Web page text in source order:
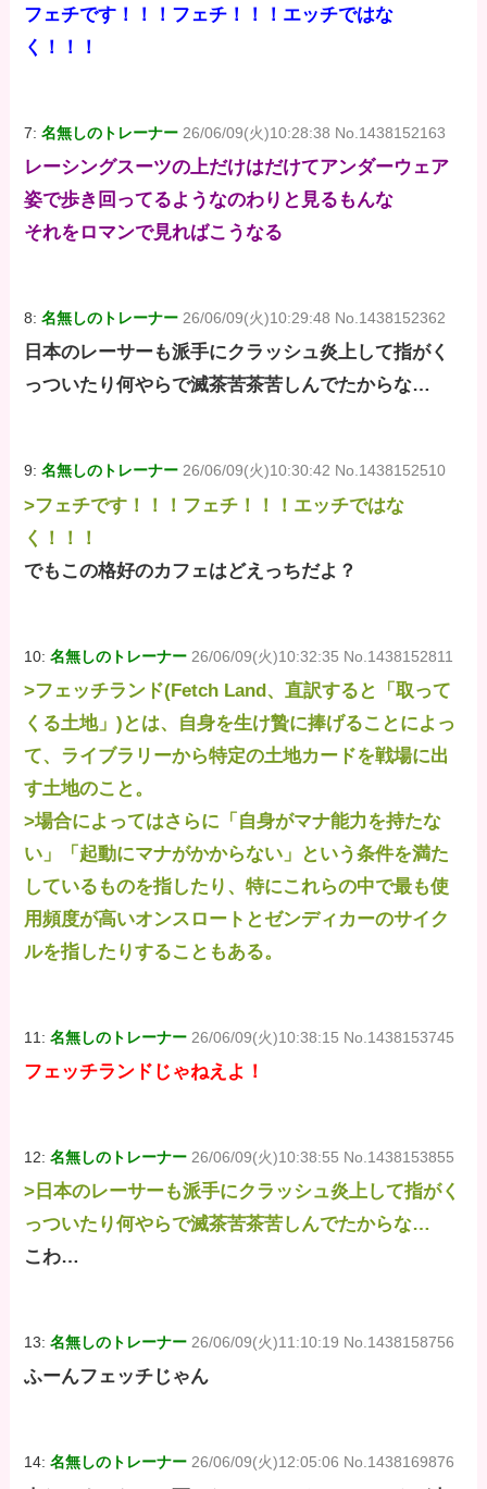
フェチです！！！フェチ！！！エッチではな
く！！！
7:名無しのトレーナー 26/06/09(火)10:28:38 No.1438152163
レーシングスーツの上だけはだけてアンダーウェア
姿で歩き回ってるようなのわりと見るもんな
それをロマンで見ればこうなる
8:名無しのトレーナー 26/06/09(火)10:29:48 No.1438152362
日本のレーサーも派手にクラッシュ炎上して指がく
っついたり何やらで滅茶苦茶苦しんでたからな…
9:名無しのトレーナー 26/06/09(火)10:30:42 No.1438152510
>フェチです！！！フェチ！！！エッチではな
く！！！
でもこの格好のカフェはどえっちだよ？
10:名無しのトレーナー 26/06/09(火)10:32:35 No.1438152811
>フェッチランド(Fetch Land、直訳すると「取って
くる土地」)とは、自身を生け贄に捧げることによっ
て、ライブラリーから特定の土地カードを戦場に出
す土地のこと。
>場合によってはさらに「自身がマナ能力を持たな
い」「起動にマナがかからない」という条件を満た
しているものを指したり、特にこれらの中で最も使
用頻度が高いオンスロートとゼンディカーのサイク
ルを指したりすることもある。
11:名無しのトレーナー 26/06/09(火)10:38:15 No.1438153745
フェッチランドじゃねえよ！
12:名無しのトレーナー 26/06/09(火)10:38:55 No.1438153855
>日本のレーサーも派手にクラッシュ炎上して指がく
っついたり何やらで滅茶苦茶苦しんでたからな…
こわ…
13:名無しのトレーナー 26/06/09(火)11:10:19 No.1438158756
ふーんフェッチじゃん
14:名無しのトレーナー 26/06/09(火)12:05:06 No.1438169876